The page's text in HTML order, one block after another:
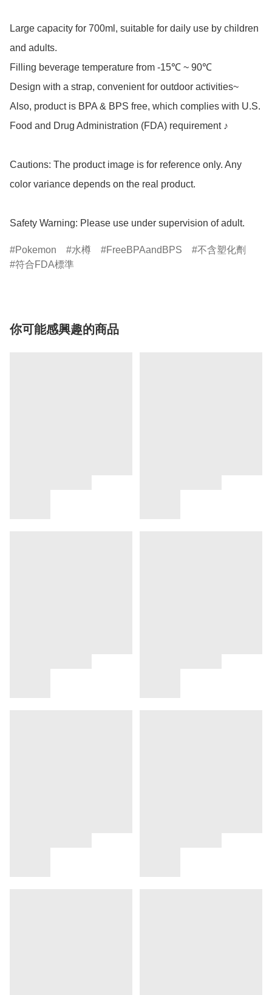
Large capacity for 700ml, suitable for daily use by children
and adults.
Filling beverage temperature from -15℃ ~ 90℃
Design with a strap, convenient for outdoor activities~
Also, product is BPA & BPS free, which complies with U.S.
Food and Drug Administration (FDA) requirement ♪
Cautions: The product image is for reference only. Any
color variance depends on the real product.
Safety Warning: Please use under supervision of adult.
Pokemon 水樽 FreeBPAandBPS
不含塑化劑
符合FDA標準
你可能感興趣的商品